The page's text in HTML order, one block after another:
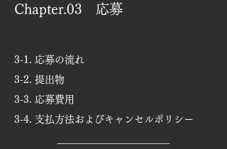
Chapter.03 応募
3-1. 応募の流れ
3-2. 提出物
3-3. 応募費用
3-4. 支払方法およびキャンセルポリシー